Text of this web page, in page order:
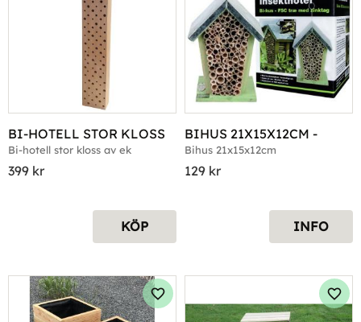
BI-HOTELL STOR KLOSS
Bi-hotell stor kloss av ek
399 kr
KÖP
BIHUS 21X15X12CM -
Bihus 21x15x12cm
129 kr
INFO
Lägg till i favoriter